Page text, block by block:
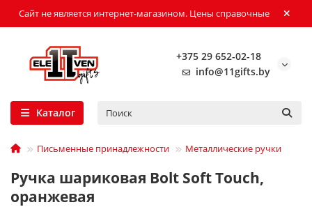
Сайт не является интернет-магазином. Цены справочные
+375 29 652-02-18
info@11gifts.by
Каталог
Письменные принадлежности Металлические ручки
Ручка шариковая Bolt Soft Touch,
оранжевая